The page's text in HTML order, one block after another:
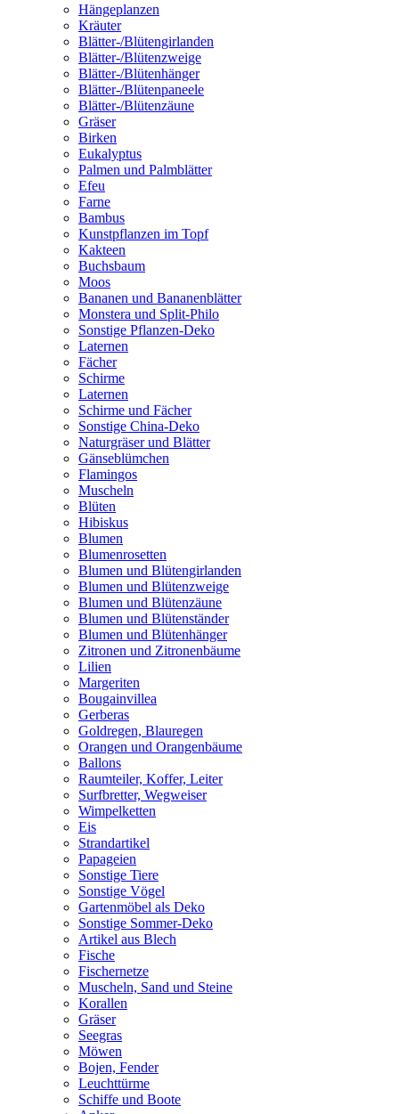
Hängeplanzen
Kräuter
Blätter-/Blütengirlanden
Blätter-/Blütenzweige
Blätter-/Blütenhänger
Blätter-/Blütenpaneele
Blätter-/Blütenzäune
Gräser
Birken
Eukalyptus
Palmen und Palmblätter
Efeu
Farne
Bambus
Kunstpflanzen im Topf
Kakteen
Buchsbaum
Moos
Bananen und Bananenblätter
Monstera und Split-Philo
Sonstige Pflanzen-Deko
Laternen
Fächer
Schirme
Laternen
Schirme und Fächer
Sonstige China-Deko
Naturgräser und Blätter
Gänseblümchen
Flamingos
Muscheln
Blüten
Hibiskus
Blumen
Blumenrosetten
Blumen und Blütengirlanden
Blumen und Blütenzweige
Blumen und Blütenzäune
Blumen und Blütenständer
Blumen und Blütenhänger
Zitronen und Zitronenbäume
Lilien
Margeriten
Bougainvillea
Gerberas
Goldregen, Blauregen
Orangen und Orangenbäume
Ballons
Raumteiler, Koffer, Leiter
Surfbretter, Wegweiser
Wimpelketten
Eis
Strandartikel
Papageien
Sonstige Tiere
Sonstige Vögel
Gartenmöbel als Deko
Sonstige Sommer-Deko
Artikel aus Blech
Fische
Fischernetze
Muscheln, Sand und Steine
Korallen
Gräser
Seegras
Möwen
Bojen, Fender
Leuchttürme
Schiffe und Boote